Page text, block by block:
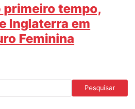
primeiro tempo,
Inglaterra em
Feminina
Pesquisar